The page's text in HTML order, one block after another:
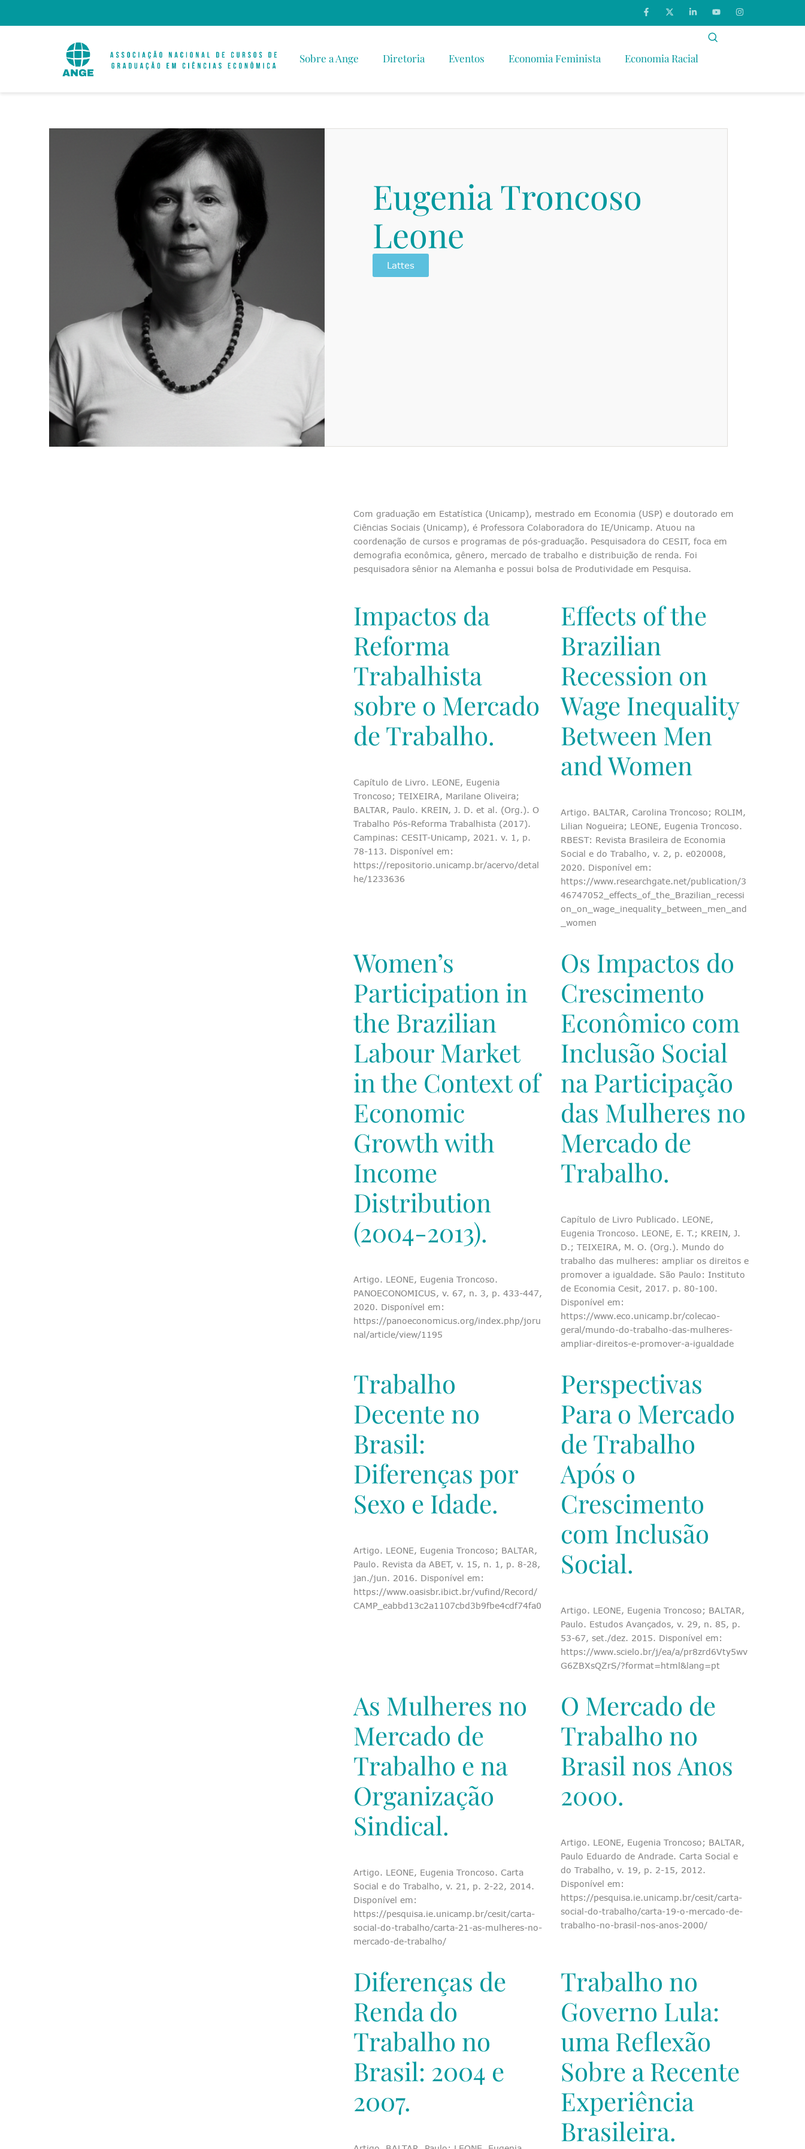
Sobre a Ange Diretoria Eventos Economia Feminista Economia Racial
Eugenia Troncoso
Leone
Lattes
Com graduação em Estatística (Unicamp), mestrado em Economia (USP) e doutorado em
Ciências Sociais (Unicamp), é Professora Colaboradora do IE/Unicamp. Atuou na
coordenação de cursos e programas de pós-graduação. Pesquisadora do CESIT, foca em
demografia econômica, gênero, mercado de trabalho e distribuição de renda. Foi
pesquisadora sênior na Alemanha e possui bolsa de Produtividade em Pesquisa.
Impactos da
Reforma
Trabalhista
sobre o Mercado
de Trabalho.
Capítulo de Livro. LEONE, Eugenia
Troncoso; TEIXEIRA, Marilane Oliveira;
BALTAR, Paulo. KREIN, J. D. et al. (Org.). O
Trabalho Pós-Reforma Trabalhista (2017).
Campinas: CESIT-Unicamp, 2021. v. 1, p.
78-113. Disponível em:
https://repositorio.unicamp.br/acervo/detal
he/1233636
Effects of the
Brazilian
Recession on
Wage Inequality
Between Men
and Women
Artigo. BALTAR, Carolina Troncoso; ROLIM,
Lilian Nogueira; LEONE, Eugenia Troncoso.
RBEST: Revista Brasileira de Economia
Social e do Trabalho, v. 2, p. e020008,
2020. Disponível em:
https://www.researchgate.net/publication/3
46747052_effects_of_the_Brazilian_recessi
on_on_wage_inequality_between_men_and
_women
Women’s
Participation in
the Brazilian
Labour Market
in the Context of
Economic
Growth with
Income
Distribution
(2004-2013).
Artigo. LEONE, Eugenia Troncoso.
PANOECONOMICUS, v. 67, n. 3, p. 433-447,
2020. Disponível em:
https://panoeconomicus.org/index.php/joru
nal/article/view/1195
Os Impactos do
Crescimento
Econômico com
Inclusão Social
na Participação
das Mulheres no
Mercado de
Trabalho.
Capítulo de Livro Publicado. LEONE,
Eugenia Troncoso. LEONE, E. T.; KREIN, J.
D.; TEIXEIRA, M. O. (Org.). Mundo do
trabalho das mulheres: ampliar os direitos e
promover a igualdade. São Paulo: Instituto
de Economia Cesit, 2017. p. 80-100.
Disponível em:
https://www.eco.unicamp.br/colecao-
geral/mundo-do-trabalho-das-mulheres-
ampliar-direitos-e-promover-a-igualdade
Trabalho
Decente no
Brasil:
Diferenças por
Sexo e Idade.
Artigo. LEONE, Eugenia Troncoso; BALTAR,
Paulo. Revista da ABET, v. 15, n. 1, p. 8-28,
jan./jun. 2016. Disponível em:
https://www.oasisbr.ibict.br/vufind/Record/
CAMP_eabbd13c2a1107cbd3b9fbe4cdf74fa0
Perspectivas
Para o Mercado
de Trabalho
Após o
Crescimento
com Inclusão
Social.
Artigo. LEONE, Eugenia Troncoso; BALTAR,
Paulo. Estudos Avançados, v. 29, n. 85, p.
53-67, set./dez. 2015. Disponível em:
https://www.scielo.br/j/ea/a/pr8zrd6Vty5wv
G6ZBXsQZrS/?format=html&lang=pt
As Mulheres no
Mercado de
Trabalho e na
Organização
Sindical.
Artigo. LEONE, Eugenia Troncoso. Carta
Social e do Trabalho, v. 21, p. 2-22, 2014.
Disponível em:
https://pesquisa.ie.unicamp.br/cesit/carta-
social-do-trabalho/carta-21-as-mulheres-no-
mercado-de-trabalho/
O Mercado de
Trabalho no
Brasil nos Anos
2000.
Artigo. LEONE, Eugenia Troncoso; BALTAR,
Paulo Eduardo de Andrade. Carta Social e
do Trabalho, v. 19, p. 2-15, 2012.
Disponível em:
https://pesquisa.ie.unicamp.br/cesit/carta-
social-do-trabalho/carta-19-o-mercado-de-
trabalho-no-brasil-nos-anos-2000/
Diferenças de
Renda do
Trabalho no
Brasil: 2004 e
2007.
Trabalho no
Governo Lula:
uma Reflexão
Sobre a Recente
Experiência
Brasileira.